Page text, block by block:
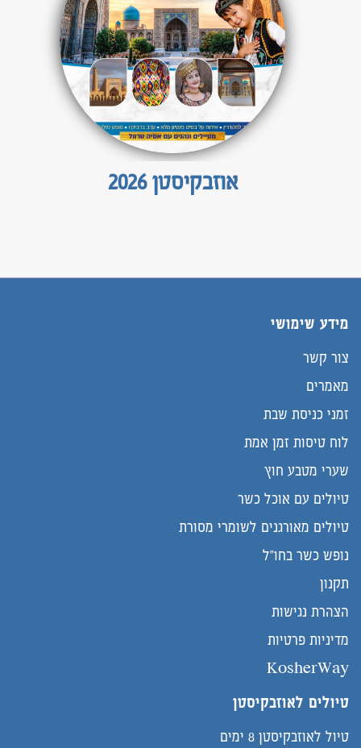
אוזבקיסטן 2026
מידע שימושי
צור קשר
מאמרים
זמני כניסת שבת
לוח טיסות זמן אמת
שערי מטבע חוץ
טיולים עם אוכל כשר
טיולים מאורגנים לשומרי מסורת
נופש כשר בחו"ל
תקנון
הצהרת נגישות
מדיניות פרטיות
KosherWay
טיולים לאוזבקיסטן
טיול לאוזבקיסטן 8 ימים